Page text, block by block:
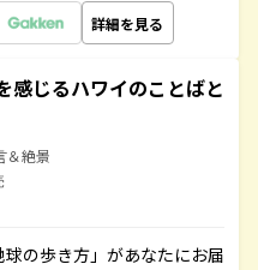
詳細を見る
感じるハワイのことばと
＆絶景
の歩き方」があなたにお届